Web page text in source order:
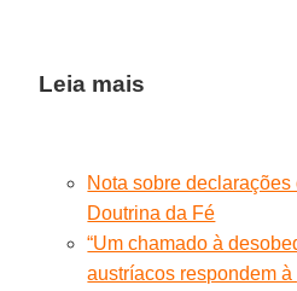
Leia mais
Nota sobre
Doutrina da Fé
“Um chamado à
austríacos respondem